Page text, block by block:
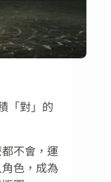
「對」的
不會，運
色，成為